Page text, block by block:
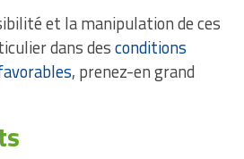
et la manipulation de ces
dans desconditions
, prenez-en grand